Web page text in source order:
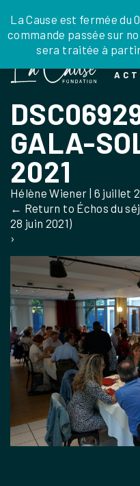
to
the
La Cause est fermée du
commande passée sur
sera traitée à partir
JE DONNE JE PARRAINE
EN
GALA-
2021
Hélène Wiener | 6 juillet
← Return to Échos du
28 juin 2021)
›